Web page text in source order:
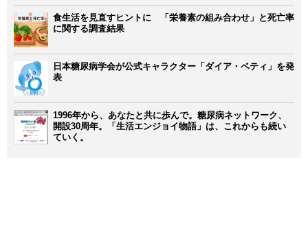
食生活を見直すヒントに 「栄養素の組み合わせ」と死亡率
に関する調査結果
日本糖尿病学会が公式キャラクター「ダイア・ベティ」を発
表
1996年から、あなたと共に歩んで。糖尿病ネットワーク、
開設30周年。「生活エンジョイ物語」は、これからも続い
ていく。